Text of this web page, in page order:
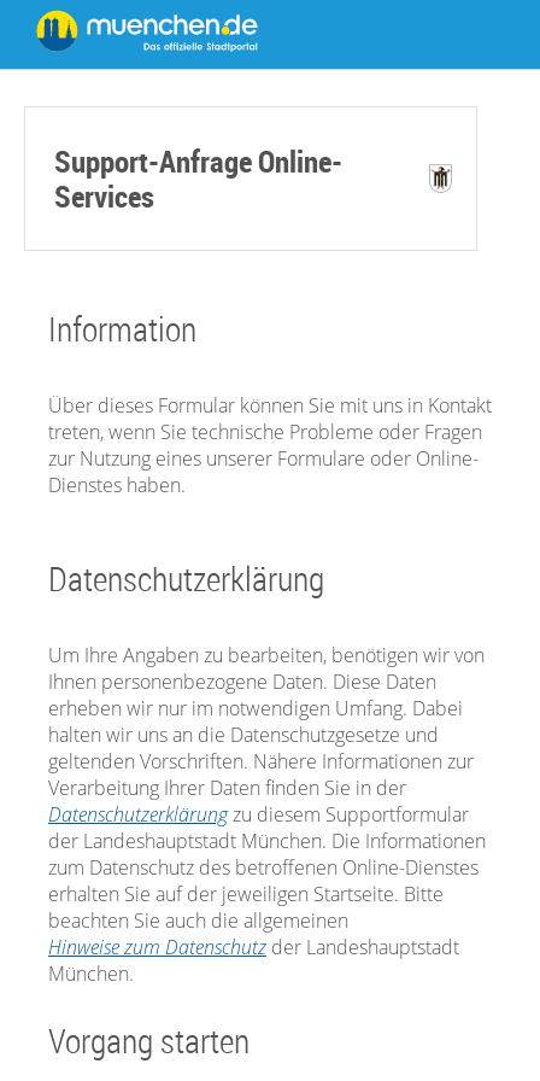
Support-Anfrage Online-
Services
Information
Über dieses Formular können Sie mit uns in Kontakt
treten, wenn Sie technische Probleme oder Fragen
zur Nutzung eines unserer Formulare oder Online-
Dienstes haben.
Datenschutzerklärung
Um Ihre Angaben zu bearbeiten, benötigen wir von
Ihnen personenbezogene Daten. Diese Daten
erheben wir nur im notwendigen Umfang. Dabei
halten wir uns an die Datenschutzgesetze und
geltenden Vorschriften. Nähere Informationen zur
Verarbeitung Ihrer Daten finden Sie in der
Datenschutzerklärungzu diesem Supportformular
der Landeshauptstadt München. Die Informationen
zum Datenschutz des betroffenen Online-Dienstes
erhalten Sie auf der jeweiligen Startseite. Bitte
beachten Sie auch die allgemeinen
Hinweise zum Datenschutz der Landeshauptstadt
München.
Vorgang starten